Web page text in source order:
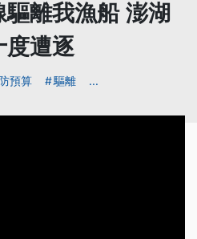
離我漁船 澎湖
度遭逐
預算 驅離 ...